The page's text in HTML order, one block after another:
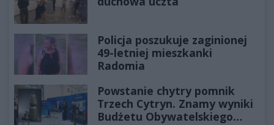
Policja poszukuje zaginionej
49-letniej mieszkanki
Radomia
Powstanie chytry pomnik
Trzech Cytryn. Znamy wyniki
Budżetu Obywatelskiego